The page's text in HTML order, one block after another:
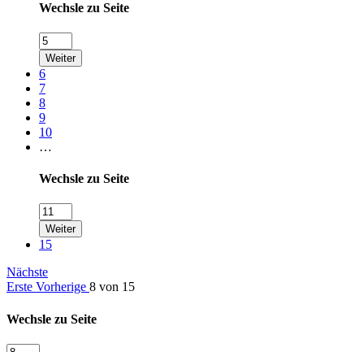
Wechsle zu Seite
Weiter
6
7
8
9
10
…
Wechsle zu Seite
Weiter
15
Nächste
Erste Vorherige 8 von 15
Wechsle zu Seite